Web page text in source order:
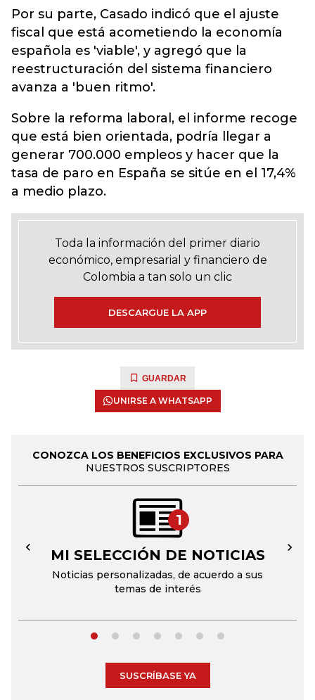
Por su parte, Casado indicó que el ajuste
fiscal que está acometiendo la economía
española es 'viable', y agregó que la
reestructuración del sistema financiero
avanza a 'buen ritmo'.
Sobre la reforma laboral, el informe recoge
que está bien orientada, podría llegar a
generar 700.000 empleos y hacer que la
tasa de paro en España se sitúe en el 17,4%
a medio plazo.
Toda la información del primer diario
económico, empresarial y financiero de
Colombia a tan solo un clic
DESCARGUE LA APP
GUARDAR
UNIRSE A WHATSAPP
CONOZCA LOS BENEFICIOS EXCLUSIVOS PARA
NUESTROS SUSCRIPTORES
1
MI SELECCIÓN DE NOTICIAS
Noticias personalizadas, de acuerdo a sus
temas de interés
← →
SUSCRÍBASE YA